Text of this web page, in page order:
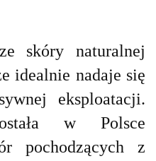
skóry naturalnej
idealnie nadaje się
eksploatacji.
w Polsce
pochodzących z